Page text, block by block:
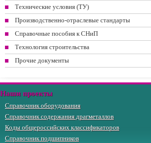
Технические условия (ТУ)
Производственно-отраслевые стандарты
Справочные пособия к СНиП
Технология строительства
Прочие документы
Наши проекты
Справочник оборудования
Справочник содержания драгметаллов
Коды общероссийских классификаторов
Справочник подшипников